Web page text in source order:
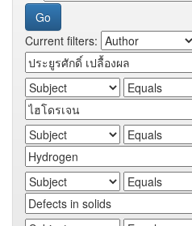
Current filters: